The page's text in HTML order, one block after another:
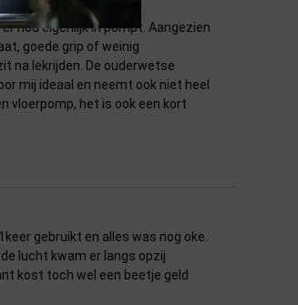
nou eigenlijk in pompt. Aangezien
goede grip of weinig
na lekrijden. De ouderwetse
mij ideaal en neemt ook niet heel
vloerpomp, het is ook een kort
gebruikt en alles was nog oke.
lucht kwam er langs opzij
kost toch wel een beetje geld